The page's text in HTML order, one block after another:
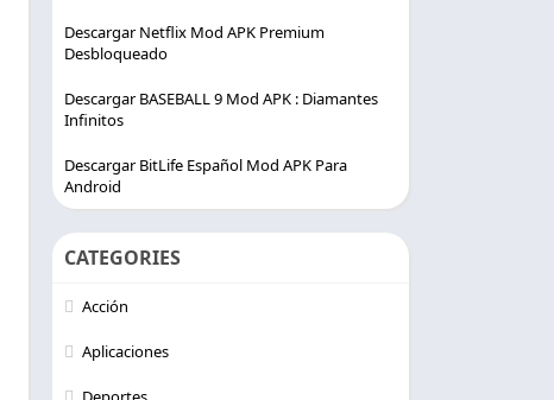
Descargar Netflix Mod APK Premium
Desbloqueado
Descargar BASEBALL 9 Mod APK : Diamantes
Infinitos
Descargar BitLife Español Mod APK Para
Android
CATEGORIES
Acción
Aplicaciones